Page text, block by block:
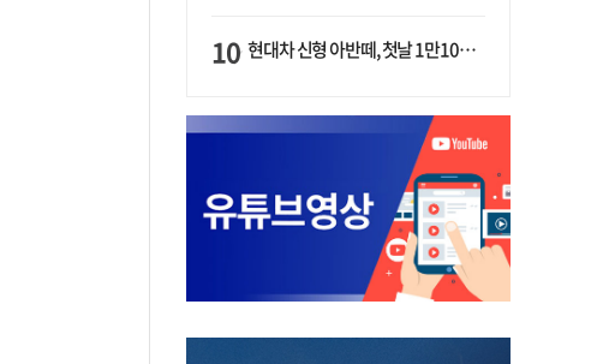
현대차 신형 아반떼, 첫날 1만1094대 계약…역대 최고치 경신